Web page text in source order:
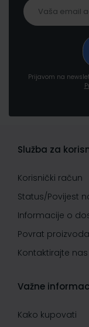
Prijavom na
Služba za
Korisnički račun
Status/Povijest
Informacije o
Povrat
Kontaktirajte nas
Važne
Kako kupovati